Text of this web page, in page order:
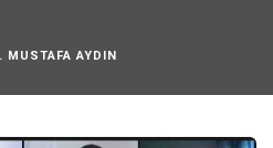
MUSTAFA AYDIN